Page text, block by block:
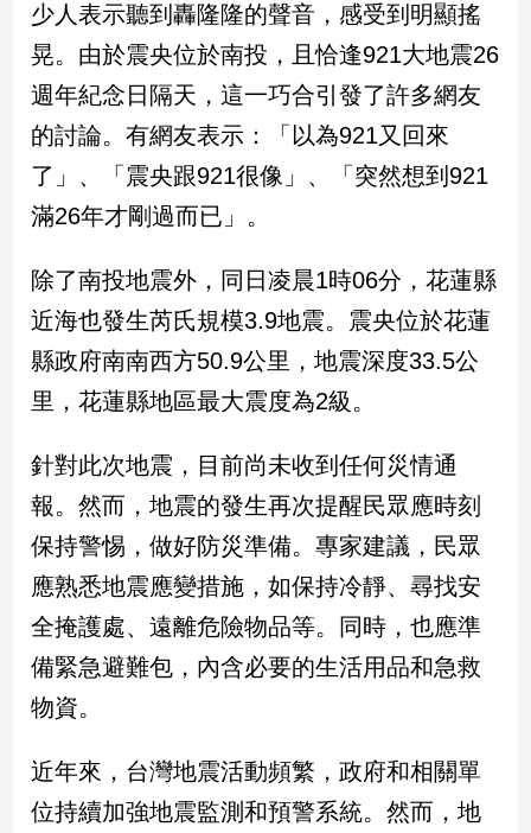
兩
岸/
國
際
會/
地
方
新
冠
病
專
區
南
台
灣
觀
南
台
灣
點
少人表示聽到轟隆隆的聲音，感受到明顯搖
晃。由於震央位於南投，且恰逢921大地震26
週年紀念日隔天，這一巧合引發了許多網友
的討論。有網友表示：「以為921又回來
了」、「震央跟921很像」、「突然想到921
滿26年才剛過而已」。
除了南投地震外，同日凌晨1時06分，花蓮縣
近海也發生芮氏規模3.9地震。震央位於花蓮
縣政府南南西方50.9公里，地震深度33.5公
里，花蓮縣地區最大震度為2級。
針對此次地震，目前尚未收到任何災情通
報。然而，地震的發生再次提醒民眾應時刻
保持警惕，做好防災準備。專家建議，民眾
應熟悉地震應變措施，如保持冷靜、尋找安
全掩護處、遠離危險物品等。同時，也應準
備緊急避難包，內含必要的生活用品和急救
物資。
近年來，台灣地震活動頻繁，政府和相關單
位持續加強地震監測和預警系統。然而，地